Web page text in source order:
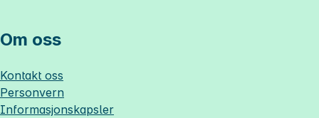
Om oss
Kontakt oss
Personvern
Informasjonskapsler